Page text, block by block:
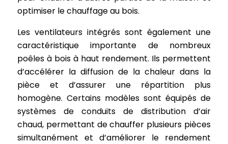
optimiser le chauffage au bois.
Les ventilateurs intégrés sont également une
caractéristique importante de nombreux
poêles à bois à haut rendement. Ils permettent
d’accélérer la diffusion de la chaleur dans la
pièce et d’assurer une répartition plus
homogène. Certains modèles sont équipés de
systèmes de conduits de distribution d’air
chaud, permettant de chauffer plusieurs pièces
simultanément et d’améliorer le rendement